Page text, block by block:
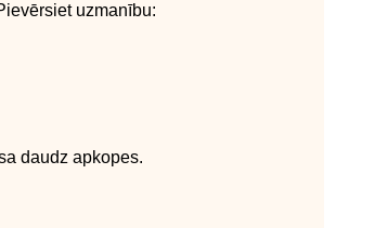
uzmanību:
daudz apkopes.